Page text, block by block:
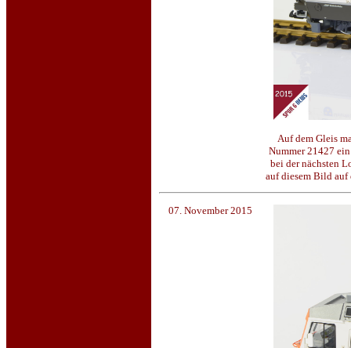
Auf dem Gleis
Nummer 21427
bei der nächsten
auf diesem Bild auf
07. November 2015